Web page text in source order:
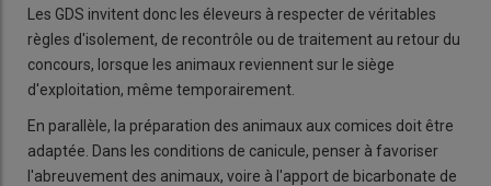
Les GDS invitent donc les éleveurs à respecter de véritables
règles d'isolement, de recontrôle ou de traitement au retour du
concours, lorsque les animaux reviennent sur le siège
d'exploitation, même temporairement.
En parallèle, la préparation des animaux aux comices doit être
adaptée. Dans les conditions de canicule, penser à favoriser
l'abreuvement des animaux, voire à l'apport de bicarbonate de